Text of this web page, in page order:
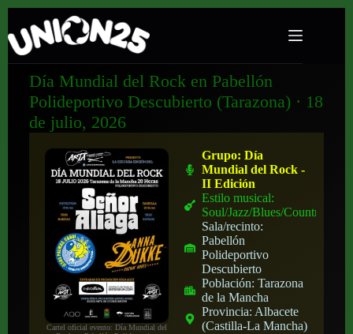
Día Mundial del Rock en Pabellón
Polideportivo Descubierto (Tarazona) · 18
de julio, 2026
Cartel oficial evento: Día Mundial del
Grupo:Día
Mundial del Rock -
II Edición
Estilo musical:
Soul/Jazz/Blues/Country
Sala/recinto:
Pabellón
Polideportivo
Descubierto
Población:Tarazona
de la Mancha
Provincia: Albacete
(Castilla-La Mancha)